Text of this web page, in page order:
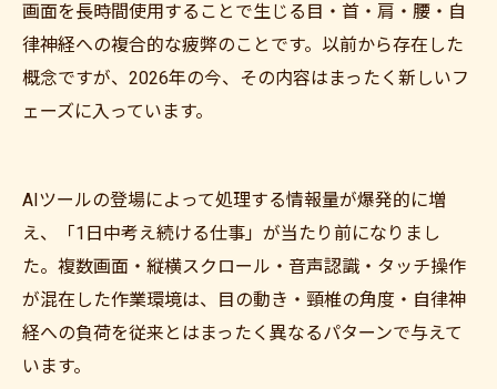
画面を長時間使用することで生じる目・首・肩・腰・自
律神経への複合的な疲弊のことです。以前から存在した
概念ですが、2026年の今、その内容はまったく新しいフ
ェーズに入っています。
AIツールの登場によって処理する情報量が爆発的に増
え、「1日中考え続ける仕事」が当たり前になりまし
た。複数画面・縦横スクロール・音声認識・タッチ操作
が混在した作業環境は、目の動き・頸椎の角度・自律神
経への負荷を従来とはまったく異なるパターンで与えて
います。